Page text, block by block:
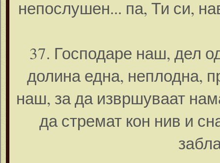
непослушен... па, Ти си,
37. Господаре наш, дел
долина една, неплодна,
наш, за да извршуваат
да стремат кон нив и